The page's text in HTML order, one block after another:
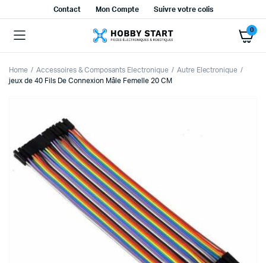
Contact Mon Compte Suivre votre colis
0
Home Accessoires & Composants Electronique
Autre Electronique
jeux de 40 Fils De Connexion Mâle Femelle 20 CM